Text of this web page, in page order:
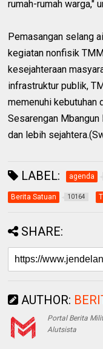
rumah-rumah warga,"
Pemasangan selang
kegiatan nonfisik
kesejahteraan
infrastruktur publik,
memenuhi kebutuhan
Sesarengan
dan lebih
LABEL: agenda
Berita Satuan 10164
SHARE:
AUTHOR:
Portal Berita
Alutsista